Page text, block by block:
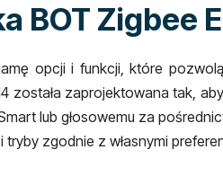
BOT Zigbee
opcji i funkcji, które
została zaprojektowana tak,
lub głosowemu za
zgodnie z własnymi